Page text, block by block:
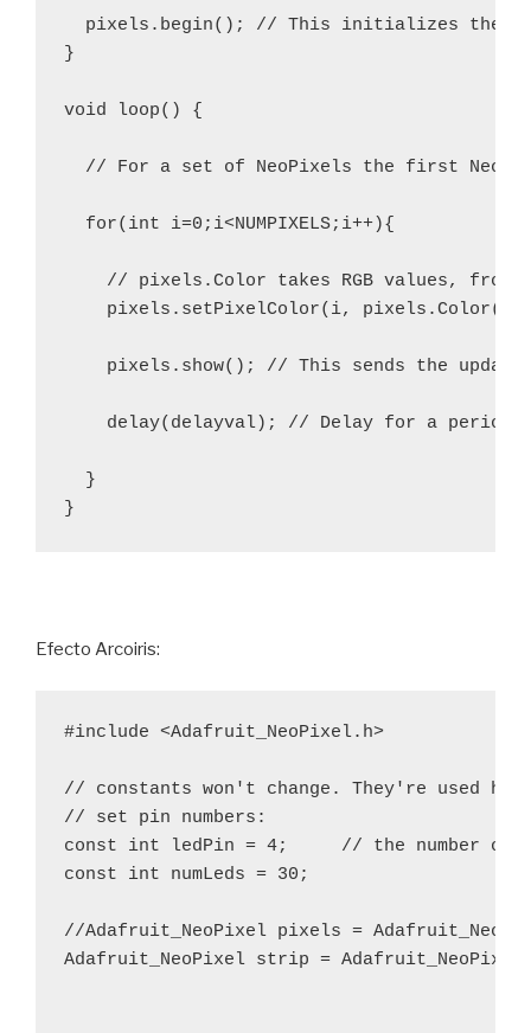
pixels.begin(); // This initializes the
}
void loop() {
// For a set of NeoPixels the first
  for(int i=0;i<NUMPIXELS;i++){
// pixels.Color takes RGB values, from
pixels.setPixelColor(i,
pixels.show(); // This sends the
delay(delayval); // Delay for a period
  }
}
Efecto Arcoiris:
#include <Adafruit_NeoPixel.h>
// constants won't change. They're used
// set pin numbers:
const int ledPin = 4;     // the number of
const int numLeds = 30;
//Adafruit_NeoPixel pixels =
Adafruit_NeoPixel strip =